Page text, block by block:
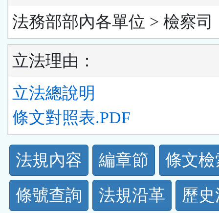
法務部部內各單位 > 檢察司
立法理由：
立法總說明
條文對照表.PDF
法
規
功
法規內容 編章節
條文檢
條號查詢
法規沿革 歷